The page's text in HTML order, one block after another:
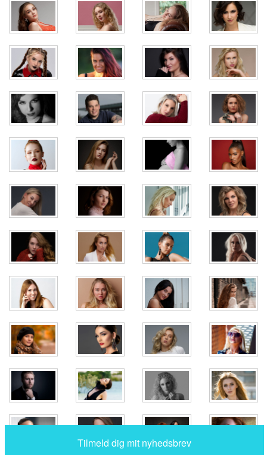
Luk
Tilmeld dig til mit nyhedsbrev, og få besked direkte i din
indbakke når der kommer noget nyt.
Du kan til enhver tid framelde dig igen.